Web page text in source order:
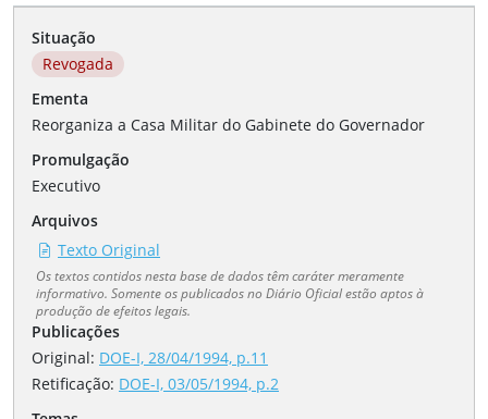
Situação
Revogada
Ementa
Reorganiza a Casa Militar do Gabinete do Governador
Promulgação
Executivo
Arquivos
Texto Original
Os textos contidos nesta base de dados têm caráter meramente
informativo. Somente os publicados no Diário Oficial estão aptos à
produção de efeitos legais.
Publicações
Original: DOE-I, 28/04/1994, p.11
Retificação: DOE-I, 03/05/1994, p.2